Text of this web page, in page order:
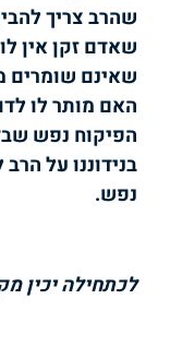
שהרב צריך
שאדם זקן אין
שאינם שומרים
האם מותר לו
הפיקוח נפש
בנידוננו על
נפש.
לכתחילה יכין